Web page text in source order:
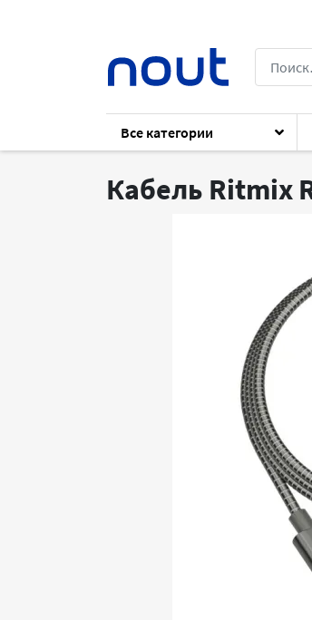
Все категории
Каталог
Кабель Ritmix